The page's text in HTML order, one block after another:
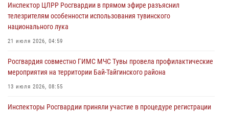
28 июля 2026, 07:48
Инспектор ЦЛРР Росгвардии в прямом эфире разъяснил
телезрителям особенности использования тувинского
национального лука
21 июля 2026, 04:59
Росгвардия совместно ГИМС МЧС Тувы провела профилактические
мероприятия на территории Бай-Тайгинского района
13 июля 2026, 08:55
Инспекторы Росгвардии приняли участие в процедуре регистрации